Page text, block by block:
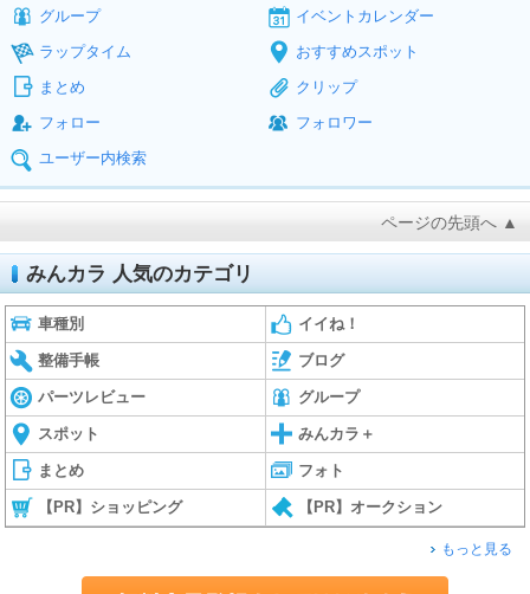
グループ
イベントカレンダー
ラップタイム
おすすめスポット
まとめ
クリップ
フォロー
フォロワー
ユーザー内検索
ページの先頭へ ▲
みんカラ 人気のカテゴリ
車種別 イイね！
整備手帳 ブログ
パーツレビュー グループ
スポット みんカラ＋
まとめ フォト
【PR】ショッピング 【PR】オークション
もっと見る